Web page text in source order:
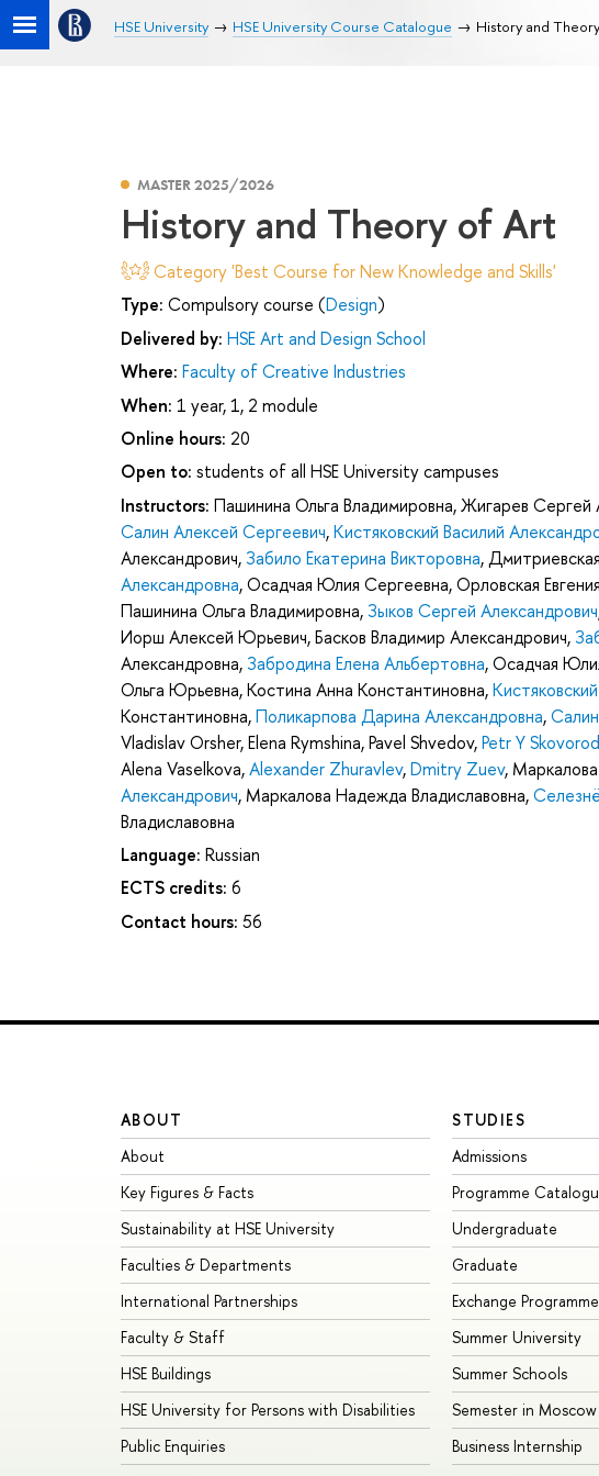
HSE University HSE University Course Catalogue History and
MASTER 2025/2026
History and Theory of Art
Category 'Best Course for New Knowledge and Skills'
Type: Compulsory course (Design)
Delivered by: HSE Art and Design School
Where: Faculty of Creative Industries
When: 1 year, 1, 2 module
Online hours: 20
Open to: students of all HSE University campuses
Instructors: Пашинина Ольга Владимировна,Жигарев Сергей
Салин Алексей Сергеевич,Кистяковский Василий
Александрович, Забило Екатерина Викторовна,
Александровна,Осадчая Юлия Сергеевна,Орловская
Пашинина Ольга Владимировна, Зыков Сергей Александрович
Иорш Алексей Юрьевич,Басков Владимир Александрович,
Александровна, Забродина Елена Альбертовна,Осадчая
Ольга Юрьевна,Костина Анна Константиновна,
Константиновна,Поликарпова Дарина Александровна,
Vladislav Orsher,Elena Rymshina,Pavel Shvedov,Petr Y
Alena Vaselkova,Alexander Zhuravlev,Dmitry Zuev,
Александрович, Маркалова Надежда Владиславовна,
Владиславовна
Language: Russian
ECTS credits: 6
Contact hours: 56
ABOUT
About
Key Figures & Facts
Sustainability at HSE University
Faculties & Departments
International Partnerships
Faculty & Staff
HSE Buildings
HSE University for Persons with Disabilities
Public Enquiries
STUDIES
Admissions
Programme
Undergraduate
Graduate
Exchange
Summer University
Summer Schools
Semester in Moscow
Business Internship